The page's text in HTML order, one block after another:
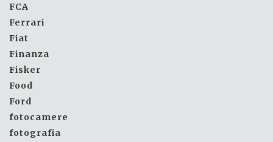
FCA
Ferrari
Fiat
Finanza
Fisker
Food
Ford
fotocamere
fotografia